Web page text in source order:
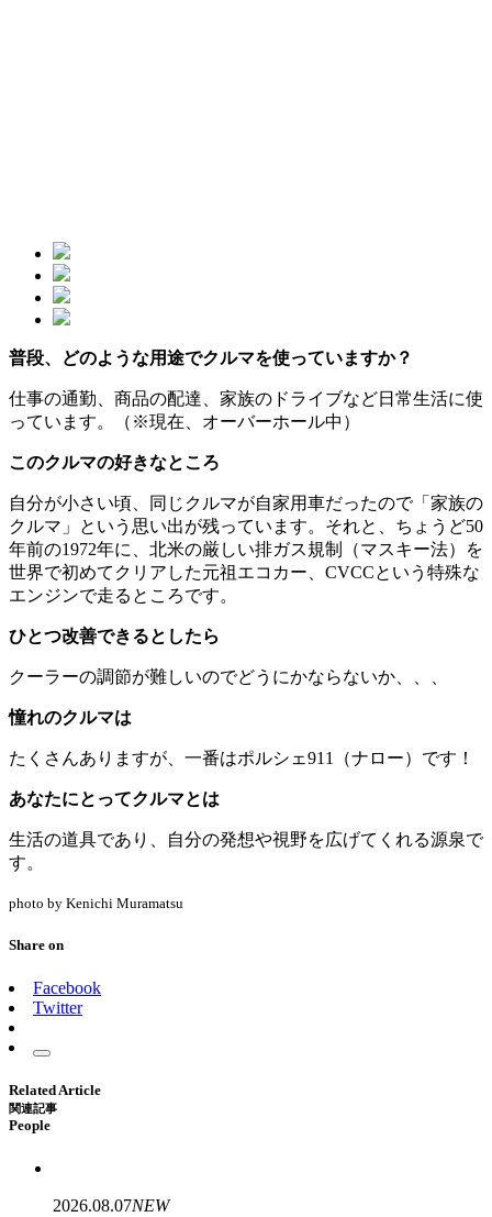
普段、どのような用途でクルマを使っていますか？
仕事の通勤、商品の配達、家族のドライブなど日常生活に使
っています。（※現在、オーバーホール中）
このクルマの好きなところ
自分が小さい頃、同じクルマが自家用車だったので「家族の
クルマ」という思い出が残っています。それと、ちょうど50
年前の1972年に、北米の厳しい排ガス規制（マスキー法）を
世界で初めてクリアした元祖エコカー、CVCCという特殊な
エンジンで走るところです。
ひとつ改善できるとしたら
クーラーの調節が難しいのでどうにかならないか、、、
憧れのクルマは
たくさんありますが、一番はポルシェ911（ナロー）です！
あなたにとってクルマとは
生活の道具であり、自分の発想や視野を広げてくれる源泉で
す。
photo by Kenichi Muramatsu
Share on
Facebook
Twitter
Related Article
関連記事
People
2026.08.07NEW